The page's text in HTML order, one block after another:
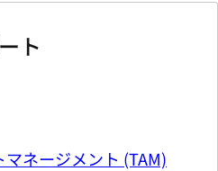
ト
ネージメント (TAM)